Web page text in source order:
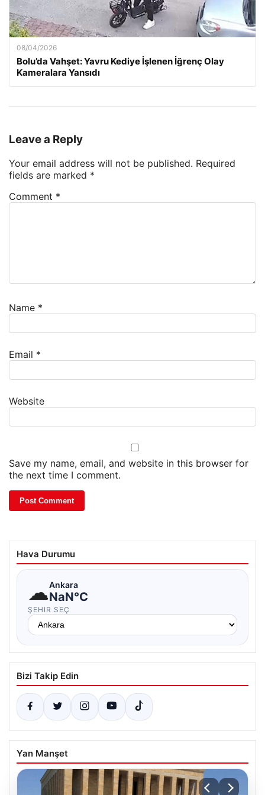
08/04/2026
Bolu’da Vahşet: Yavru Kediye İşlenen İğrenç Olay
Kameralara Yansıdı
Leave a Reply
Your email address will not be published. Required
fields are marked *
Comment *
Name *
Email *
Website
Save my name, email, and website in this browser for
the next time I comment.
Hava Durumu
☁Ankara
NaN°C
ŞEHIR SEÇ
Bizi Takip Edin
Yan Manşet